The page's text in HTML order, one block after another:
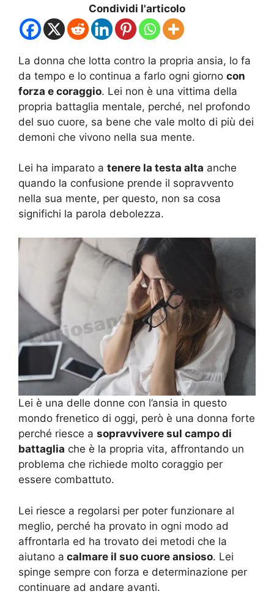
Condividi l'articolo
La donna che lotta contro la propria ansia, lo fa
da tempo e lo continua a farlo ogni giorno con
forza e coraggio. Lei non è una vittima della
propria battaglia mentale, perché, nel profondo
del suo cuore, sa bene che vale molto di più dei
demoni che vivono nella sua mente.
Lei ha imparato a tenere la testa alta anche
quando la confusione prende il sopravvento
nella sua mente, per questo, non sa cosa
significhi la parola debolezza.
Lei è una delle donne con l’ansia in questo
mondo frenetico di oggi, però è una donna forte
perché riesce a sopravvivere sul campo di
battaglia che è la propria vita, affrontando un
problema che richiede molto coraggio per
essere combattuto.
Lei riesce a regolarsi per poter funzionare al
meglio, perché ha provato in ogni modo ad
affrontarla ed ha trovato dei metodi che la
aiutano a calmare il suo cuore ansioso. Lei
spinge sempre con forza e determinazione per
continuare ad andare avanti.